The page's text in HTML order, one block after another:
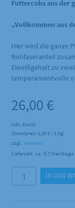
Futtercobs aus der
„Vollkommen aus
Hier wird die ganze
Rohfaseranteil
Eiweißgehalt zu
temperamentvolle
26,00 €
Inkl. MwSt.
(Grundpreis: 1,30 € / 1 kg)
zzgl.Versand
Lieferzeit: ca. 5-7 Werktage
IN DEN